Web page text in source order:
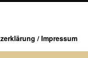
/ Impressum